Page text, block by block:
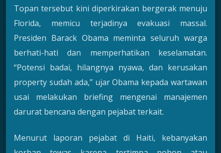
Topan tersebut kini diperkirakan bergerak menuju
Florida, memicu terjadinya evakuasi massal.
Presiden Barack Obama meminta seluruh warga
berhati-hati dan memperhatikan keselamatan.
“Potensi badai, hilangnya nyawa, dan kerusakan
property sudah ada,” ujar Obama kepada wartawan
usai melakukan briefing mengenai manajemen
darurat bencana dengan pejabat terkait.
Menurut laporan pejabat di Haiti, kebanyakan